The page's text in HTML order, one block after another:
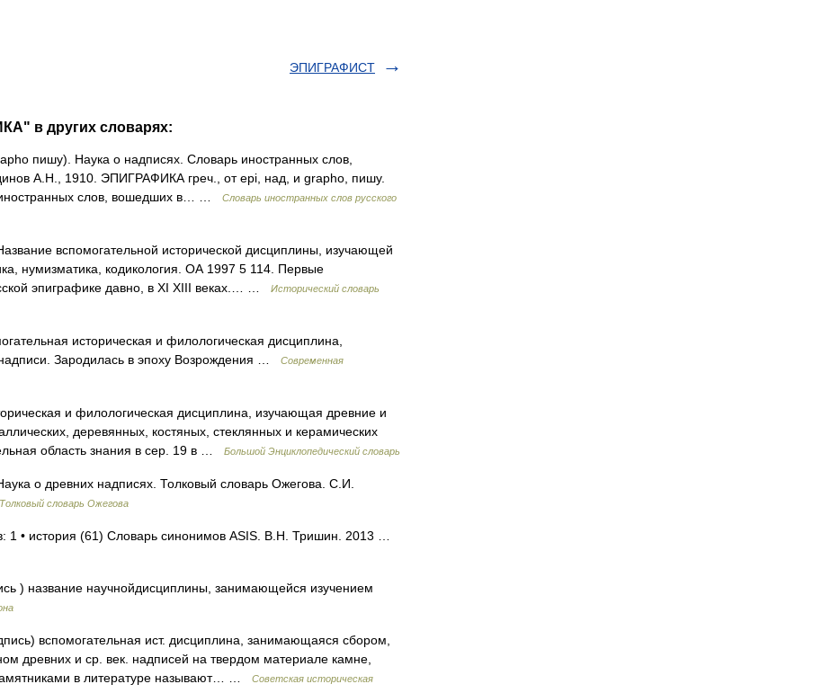
ЭПИГРАФИСТ
в других словарях:
пишу). Наука о надписях. Словарь иностранных слов,
А.Н., 1910. ЭПИГРАФИКА греч., от epi, над, и grapho, пишу.
слов, вошедших в… …
Словарь иностранных слов русского
вспомогательной исторической дисциплины, изучающей
нумизматика, кодикология. ОА 1997 5 114. Первые
эпиграфике давно, в XI XIII веках.… …
Исторический словарь
историческая и филологическая дисциплина,
Зародилась в эпоху Возрождения …
Современная
и филологическая дисциплина, изучающая древние и
деревянных, костяных, стеклянных и керамических
область знания в сер. 19 в …
Большой Энциклопедический словарь
о древних надписях. Толковый словарь Ожегова. С.И.
Толковый словарь Ожегова
1 • история (61) Словарь синонимов ASIS. В.Н. Тришин. 2013 …
) название научнойдисциплины, занимающейся изучением
вспомогательная ист. дисциплина, занимающаяся сбором,
древних и ср. век. надписей на твердом материале камне,
в литературе называют… …
Советская историческая